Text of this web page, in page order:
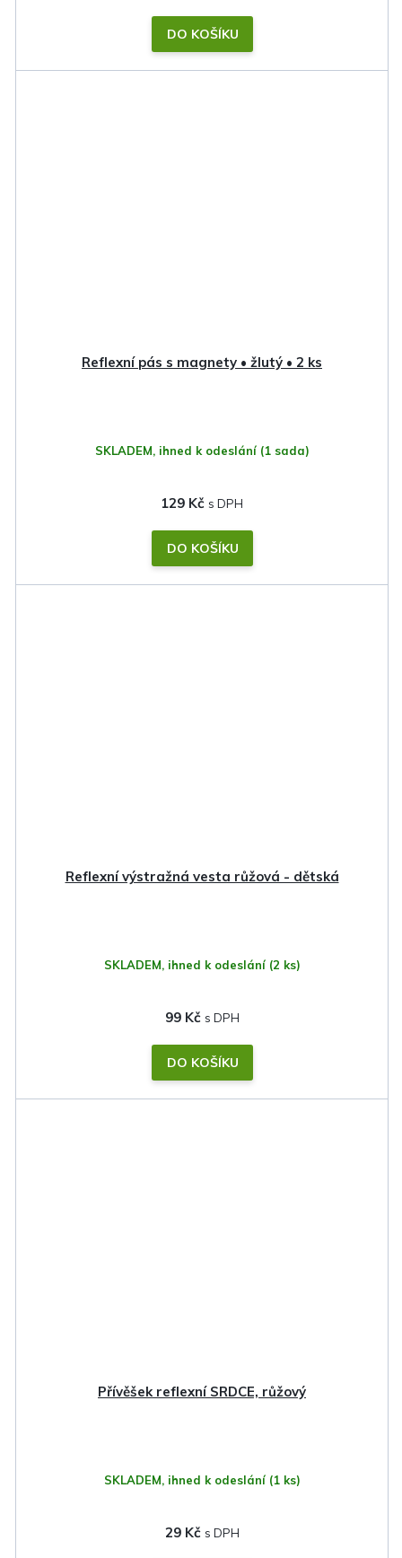
DO KOŠÍKU
Reflexní pás s magnety • žlutý • 2 ks
SKLADEM, ihned k odeslání (1 sada)
129 Kč
DO KOŠÍKU
Reflexní výstražná vesta růžová - dětská
SKLADEM, ihned k odeslání (2 ks)
99 Kč
DO KOŠÍKU
Přívěšek reflexní SRDCE, růžový
SKLADEM, ihned k odeslání (1 ks)
29 Kč